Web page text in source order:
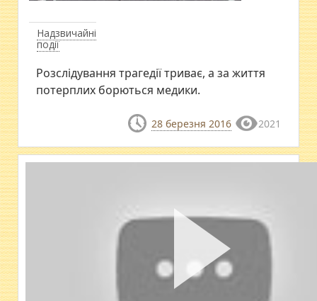
Надзвичайні
події
​Розслідування трагедії триває, а за життя
потерплих борються медики.
28 березня 2016 2021